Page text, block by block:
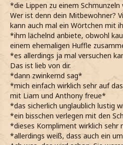
*die Lippen zu einem Schmunzeln
Wer ist denn dein Mitbewohner?
kann auch mal ein Wörtchen mit
*ihm lächelnd anbiete, obwohl
einem ehemaligen Huffle
*es allerdings ja mal versuchen
Das ist lieb von dir.
*dann zwinkernd sag*
*mich einfach wirklich sehr auf
mit Liam und Anthony freue*
*das sicherlich unglaublich lustig
*ein bisschen verlegen mit den
*dieses Kompliment wirklich sehr
*allerdings weiß, dass auch ein